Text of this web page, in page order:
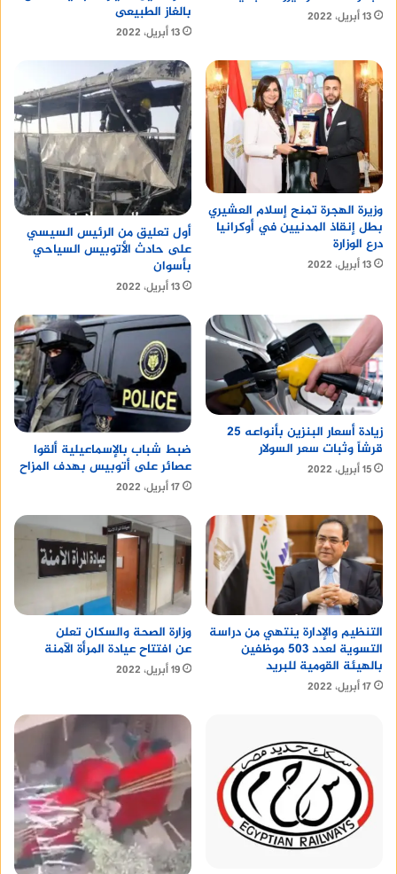
13 أبريل، 2022
بالغاز الطبيعى
13 أبريل، 2022
وزيرة الهجرة تمنح إسلام العشيري
بطل إنقاذ المدنيين في أوكرانيا
درع الوزارة
13 أبريل، 2022
أول تعليق من الرئيس السيسي
على حادث الأتوبيس السياحي
بأسوان
13 أبريل، 2022
زيادة أسعار البنزين بأنواعه 25
قرشاً وثبات سعر السولار
15 أبريل، 2022
ضبط شباب بالإسماعيلية ألقوا
عصائر على أتوبيس بهدف المزاح
17 أبريل، 2022
التنظيم والإدارة ينتهي من دراسة
التسوية لعدد 503 موظفين
بالهيئة القومية للبريد
17 أبريل، 2022
وزارة الصحة والسكان تعلن
عن افتتاح عيادة المرأة الآمنة
19 أبريل، 2022